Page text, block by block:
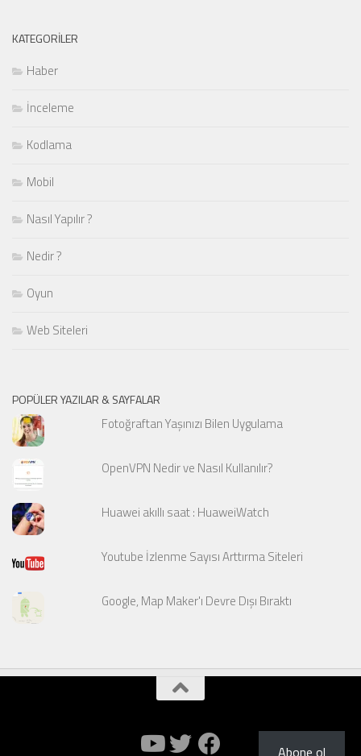
KATEGORILER
Haber
İnceleme
Kodlama
Mobil
Nasıl Yapılır ?
Nedir ?
Oyun
Web Siteleri
POPÜLER YAZILAR & SAYFALAR
Fotoğraftan Yaşınızı Bilen Uygulama
OpenVPN Nedir ve Nasıl Kullanılır?
Huawei akıllı saat : HuaweiWatch
Youtube İzlenme Sayısı Arttırma Siteleri
Google, Map Maker'ı Devre Dışı Bıraktı
Abone ol